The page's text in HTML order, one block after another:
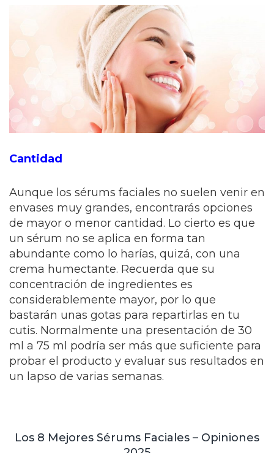
Cantidad
Aunque los sérums faciales no suelen venir en
envases muy grandes, encontrarás opciones
de mayor o menor cantidad. Lo cierto es que
un sérum no se aplica en forma tan
abundante como lo harías, quizá, con una
crema humectante. Recuerda que su
concentración de ingredientes es
considerablemente mayor, por lo que
bastarán unas gotas para repartirlas en tu
cutis. Normalmente una presentación de 30
ml a 75 ml podría ser más que suficiente para
probar el producto y evaluar sus resultados en
un lapso de varias semanas.
Los 8 Mejores Sérums Faciales – Opiniones